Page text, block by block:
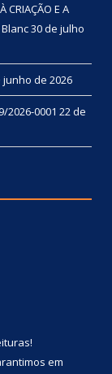
CRIAÇÃO E A
Blanc30 de julho
junho de 2026
2026-0001 22 de
!
em